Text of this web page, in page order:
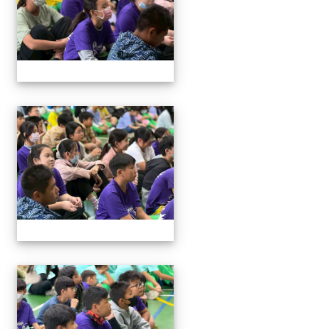
114與作家有約_林佑儒老師
114與作家有約_林佑儒老師